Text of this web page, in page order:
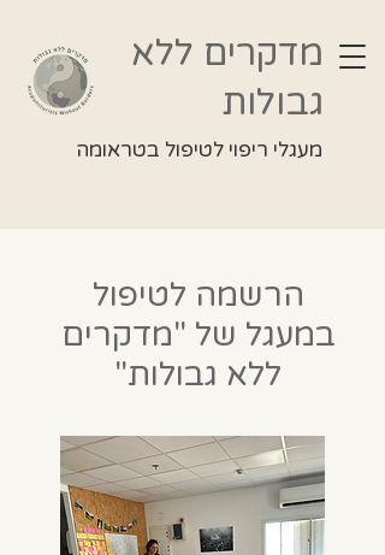
מדקרים ללא
גבולות
מעגלי ריפוי לטיפול בטראומה
הרשמה לטיפול
במעגל של "מדקרים
ללא גבולות"